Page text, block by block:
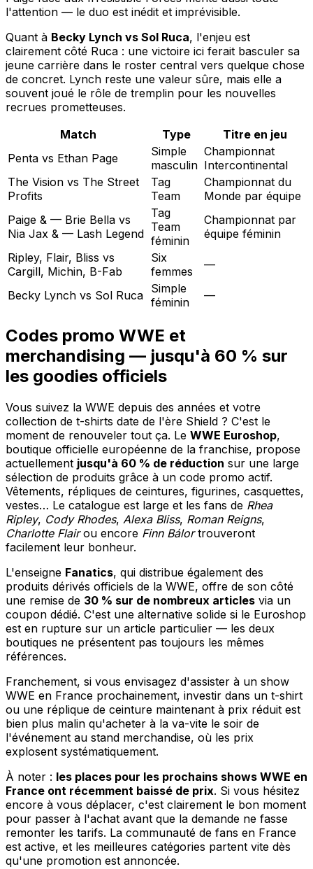
l'attention — le duo est inédit et imprévisible.
Quant à Becky Lynch vs Sol Ruca, l'enjeu est
clairement côté Ruca : une victoire ici ferait basculer sa
jeune carrière dans le roster central vers quelque chose
de concret. Lynch reste une valeur sûre, mais elle a
souvent joué le rôle de tremplin pour les nouvelles
recrues prometteuses.
Match
Type
Titre en jeu
Penta vs Ethan Page
Simple
masculin
Championnat
Intercontinental
The Vision vs The Street
Profits
Tag
Team
Championnat du
Monde par équipe
Paige & — Brie Bella vs
Nia Jax & — Lash Legend
Tag
Team
féminin
Championnat par
équipe féminin
Ripley, Flair, Bliss vs
Cargill, Michin, B-Fab
Six
femmes
—
Becky Lynch vs Sol Ruca Simple
féminin
—
Codes promo WWE et
merchandising — jusqu'à 60 % sur
les goodies officiels
Vous suivez la WWE depuis des années et votre
collection de t-shirts date de l'ère Shield ? C'est le
moment de renouveler tout ça. Le WWE Euroshop,
boutique officielle européenne de la franchise, propose
actuellement jusqu'à 60 % de réduction sur une large
sélection de produits grâce à un code promo actif.
Vêtements, répliques de ceintures, figurines, casquettes,
vestes… Le catalogue est large et les fans de Rhea
Ripley, Cody Rhodes, Alexa Bliss, Roman Reigns,
Charlotte Flairou encore Finn Bálortrouveront
facilement leur bonheur.
L'enseigne Fanatics, qui distribue également des
produits dérivés officiels de la WWE, offre de son côté
une remise de 30 % sur de nombreux articles via un
coupon dédié. C'est une alternative solide si le Euroshop
est en rupture sur un article particulier — les deux
boutiques ne présentent pas toujours les mêmes
références.
Franchement, si vous envisagez d'assister à un show
WWE en France prochainement, investir dans un t-shirt
ou une réplique de ceinture maintenant à prix réduit est
bien plus malin qu'acheter à la va-vite le soir de
l'événement au stand merchandise, où les prix
explosent systématiquement.
À noter : les places pour les prochains shows WWE en
France ont récemment baissé de prix. Si vous hésitez
encore à vous déplacer, c'est clairement le bon moment
pour passer à l'achat avant que la demande ne fasse
remonter les tarifs. La communauté de fans en France
est active, et les meilleures catégories partent vite dès
qu'une promotion est annoncée.